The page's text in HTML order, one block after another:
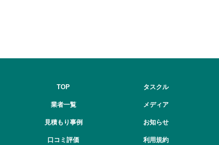
TOP
業者一覧
見積もり事例
口コミ評価
タスクル
メディア
お知らせ
利用規約